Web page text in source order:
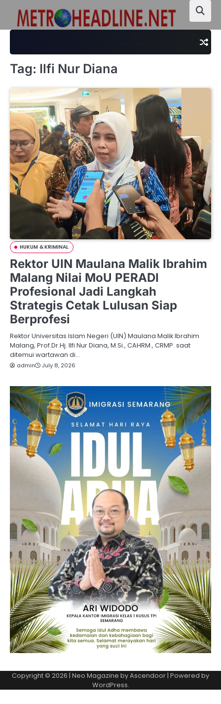
content
Tag: Ilfi Nur Diana
HUKUM & KRIMINAL
Rektor UIN Maulana Malik Ibrahim
Malang Nilai MoU PERADI
Profesional Jadi Langkah
Strategis Cetak Lulusan Siap
Berprofesi
Rektor Universitas Islam Negeri (UIN) Maulana Malik Ibrahim
Malang, Prof.Dr.Hj. Ilfi Nur Diana, M.Si., CAHRM., CRMP. saat
ditemui wartawan di…
admin July 8, 2026
Copyright © 2026 | Neo Magazine byAscendoor | Powered by
WordPress.